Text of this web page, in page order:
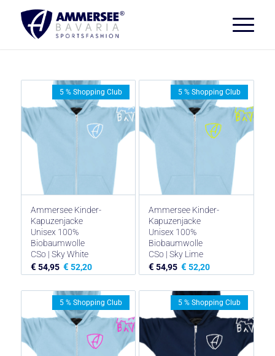
Ammersee Kinder-
Kapuzenjacke
Unisex 100%
Biobaumwolle
CSo | Sky White
€ 54,95 € 52,20
5 % Shopping Club
Ammersee Kinder-
Kapuzenjacke
Unisex 100%
Biobaumwolle
CSo | Sky Lime
€ 54,95 € 52,20
5 % Shopping Club
5 % Shopping Club 5 % Shopping Club